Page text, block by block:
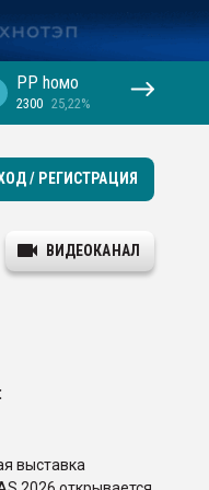
PP hомо
2300 25,22%
/ РЕГИСТРАЦИЯ
ВИДЕОКАНАЛ
выставка